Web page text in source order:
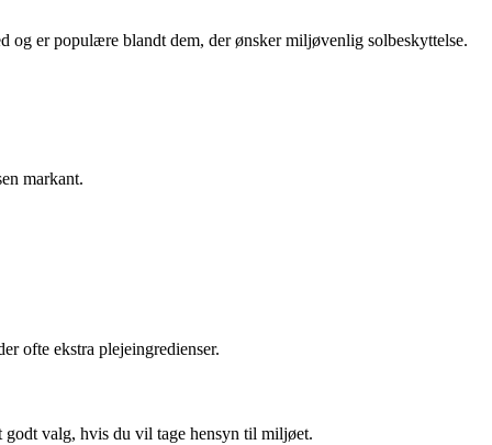
og er populære blandt dem, der ønsker miljøvenlig solbeskyttelse.
markant.
ofte ekstra plejeingredienser.
godt valg, hvis du vil tage hensyn til miljøet.